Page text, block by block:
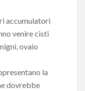
accumulatori
venire cisti
ovaio
la
dovrebbe